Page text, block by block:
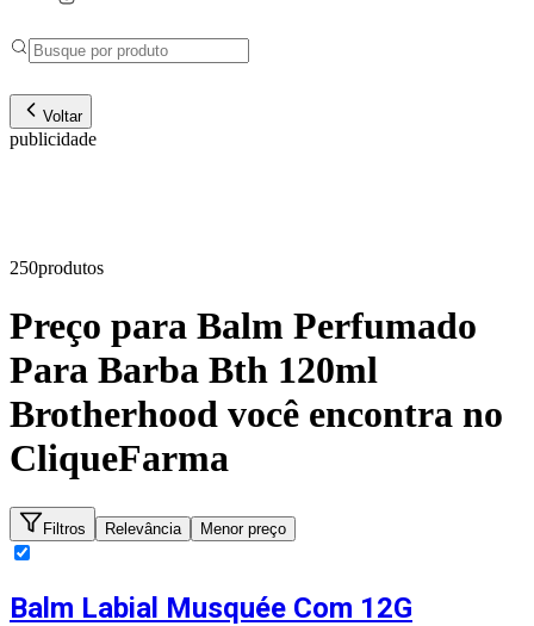
Voltar
publicidade
250produtos
Preço para Balm Perfumado
Para Barba Bth 120ml
Brotherhood você encontra no
CliqueFarma
Filtros Relevância Menor preço
Balm Labial Musquée Com 12G